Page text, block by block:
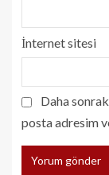
İnternet sitesi
Daha
posta adresim